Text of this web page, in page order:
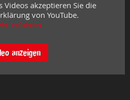
Videos akzeptieren Sie die
von YouTube.
erfahren
anzeigen